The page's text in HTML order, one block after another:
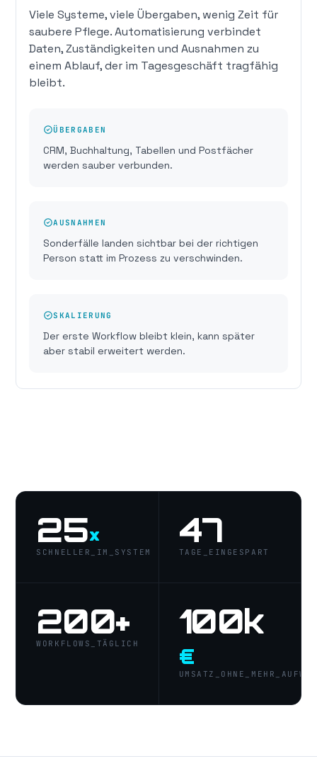
Viele Systeme, viele Übergaben, wenig Zeit für
saubere Pflege. Automatisierung verbindet
Daten, Zuständigkeiten und Ausnahmen zu
einem Ablauf, der im Tagesgeschäft tragfähig
bleibt.
ÜBERGABEN
CRM, Buchhaltung, Tabellen und Postfächer
werden sauber verbunden.
AUSNAHMEN
Sonderfälle landen sichtbar bei der richtigen
Person statt im Prozess zu verschwinden.
SKALIERUNG
Der erste Workflow bleibt klein, kann später
aber stabil erweitert werden.
25×
SCHNELLER_IM_SYSTEM
47
TAGE_EINGESPART
200+
WORKFLOWS_TÄGLICH
100k
€